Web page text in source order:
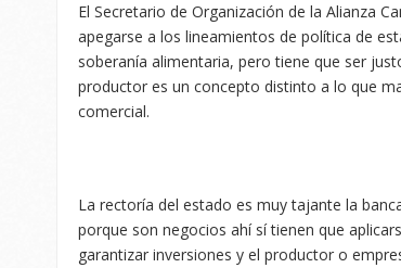
El Secretario de Organización de la Alianza
apegarse a los lineamientos de política de
soberanía alimentaria, pero tiene que ser
productor es un concepto distinto a lo que
comercial.
La rectoría del estado es muy tajante la
porque son negocios ahí sí tienen que
garantizar inversiones y el productor o